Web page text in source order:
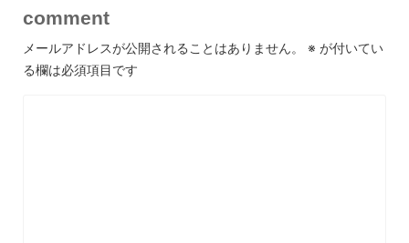
comment
メールアドレスが公開されることはありません。 ※ が付いてい
る欄は必須項目です